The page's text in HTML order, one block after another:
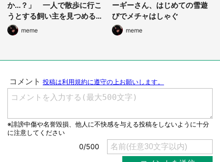
か...？」 一人で散歩に行こ
うとする飼い主を見つめるワ
ンコの哀愁が凄い
meme
ーギーさん、はじめての雪遊
びでメチャはしゃぐ
meme